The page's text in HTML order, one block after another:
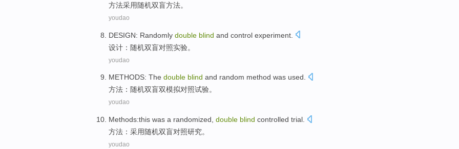
方法采用随机双盲方法。
youdao
DESIGN: Randomly double blind and control experiment
设计 ： 随机双盲对照实验。
youdao
METHODS: The double blind and random method was used.
方法 ： 随机双盲双模拟对照试验。
youdao
Methods:this was a randomized double blind controlled trial
方法 ： 采用随机双盲对照研究。
youdao